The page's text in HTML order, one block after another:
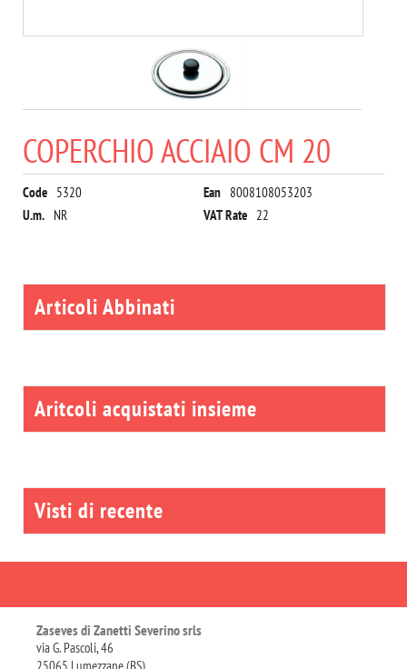
COPERCHIO ACCIAIO CM 20
Code 5320 Ean 8008108053203
U.m. NR VAT Rate 22
Articoli Abbinati
Aritcoli acquistati insieme
Visti di recente
Zaseves di Zanetti Severino srls
via G. Pascoli, 46